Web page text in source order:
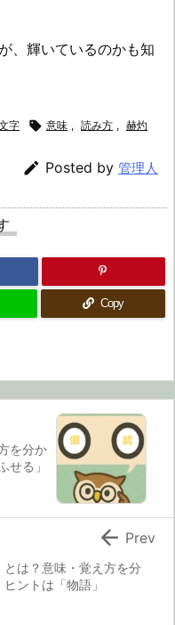
、輝いているのかも知
字  意味 , 読み方 , 赫灼
 Posted by 管理人
Copy
を分か
せる」
は？意味・覚え方を分
ントは「物語」
 Prev